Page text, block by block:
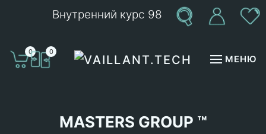
Внутренний курс 98
0 0
МЕНЮ
MASTERS GROUP ™